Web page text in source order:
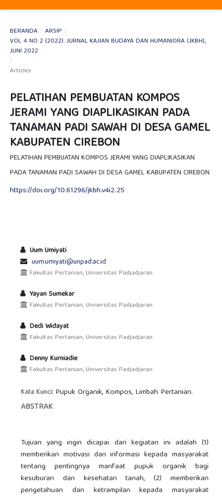
BERANDA / ARSIP /
VOL 4 NO 2 (2022): JURNAL KAJIAN BUDAYA DAN HUMANIORA (JKBH),
JUNI 2022
/
Articles
PELATIHAN PEMBUATAN KOMPOS
JERAMI YANG DIAPLIKASIKAN PADA
TANAMAN PADI SAWAH DI DESA GAMEL
KABUPATEN CIREBON
PELATIHAN PEMBUATAN KOMPOS JERAMI YANG DIAPLIKASIKAN
PADA TANAMAN PADI SAWAH DI DESA GAMEL KABUPATEN CIREBON
https://doi.org/10.61296/jkbh.v4i2.25
Uum Umiyati
uum.umiyati@unpad.ac.id
Fakultas Pertanian, Universitas Padjadjaran
Yayan Sumekar
Fakultas Pertanian, Universitas Padjadjaran
Dedi Widayat
Fakultas Pertanian, Universitas Padjadjaran
Denny Kurniadie
Fakultas Pertanian, Universitas Padjadjaran
Kata Kunci: Pupuk Organik, Kompos, Limbah Pertanian.
ABSTRAK
Tujuan yang ingin dicapai dari kegiatan ini adalah (1)
memberikan motivasi dan informasi kepada masyarakat
tentang pentingnya manfaat pupuk organik bagi
kesuburan dan kesehatan tanah, (2) memberikan
pengetahuan dan ketrampilan kepada masyarakat